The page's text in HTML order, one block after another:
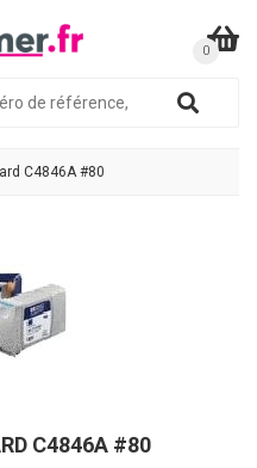
C4846A #80
C4846A #80